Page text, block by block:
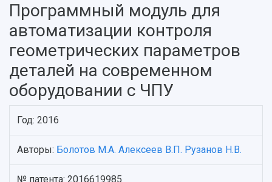
Об университете
Новости
Образование
Научно-исследовательская деятельность
Программный модуль для
автоматизации контроля
геометрических параметров
деталей на современном
оборудовании с ЧПУ
Год: 2016
Авторы: Болотов М.А. Алексеев В.П. Рузанов Н.В.
№ патента: 2016619985